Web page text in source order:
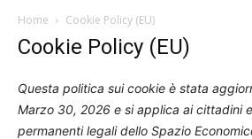
Home Cookie Policy (EU)
Cookie Policy (EU)
Questa politica sui cookie è stata
Marzo 30, 2026 e si applica ai cittadini
permanenti legali dello Spazio